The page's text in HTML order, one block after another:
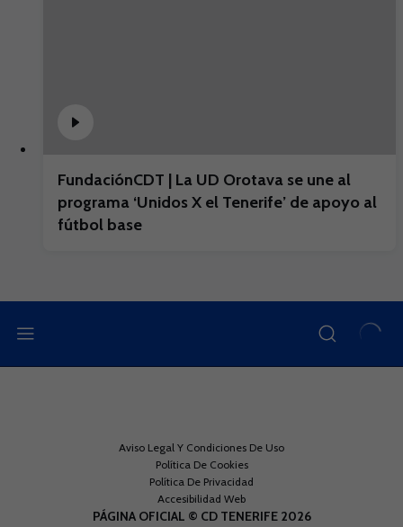
FundaciónCDT | La UD Orotava se une al
programa ‘Unidos X el Tenerife’ de apoyo al
fútbol base
Aviso Legal Y Condiciones De Uso
Política De Cookies
Política De Privacidad
Accesibilidad Web
PÁGINA OFICIAL © CD TENERIFE 2026